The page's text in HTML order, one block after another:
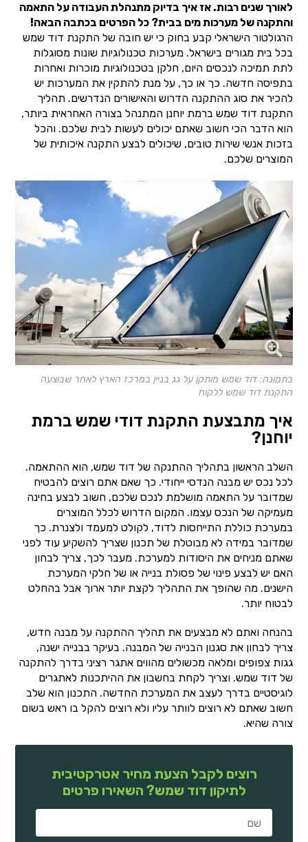
לאורך שנים רבות. אז איך בדיוק מתנהלת העבודה על התאמה
והתקנה של מערכות מים בבית? כל הפרטים בכתבה הבאה!
הרגולטור הישראלי קבע בחוק כי יש חובה של התקנת דוד שמש
בכל בית מגורים בישראל. מערכות טכנולוגיות שונות מסוגלות
לתת תמיכה לנכסים היום, חלקן בטכנולוגיות מוכרות ואחרות
בתפיסה חדשה. כך או כך, על מנת להתקין את המערכות יש
להכיר את סוג ההתקנה הדרוש והאישורים הנדרשים. תהליך
התקנת דוד שמש ברמת יוחנן המתנהל בצורה האחראית ביותר,
הוא הדבר הכי חשוב שאתם יכולים לעשות לבית שלכם. והכל
בזכות אנשי שירות טובים, שיכולים לבצע התקנה איכותית של
המוצרים שלכם.
בתמונה: דוד שמש מותקן על גג בניין במרכז הארץ לאחר שבוצעה
התקנת דוד שמש ללקוח
איך מתבצעת התקנת דודי שמש ברמת
יוחנן?
השלב הראשון בתהליך ההתנקה של דוד שמש, הוא ההתאמה.
לכל נכס יש מבנה הנדסי ייחודי. כך שאם אתם רוצים להבטיח
שמדובר על התאמה מושלמת לנכס שלכם, חשוב לבצע בחינה
מעמיקה של הנכס עצמו. המקום הדרוש לכלל המוצרים
במערכת כוללת התייחסות לדוד, לקולט למעמד ולצנרת. כך
שמדובר במידה לא מבוטלת של תכנון שצריך להשקיע עוד לפני
שאתם מניחים את היסודות למערכת. מעבר לכך, צריך לבחון
האם יש לבצע פינוי של פסולת בנייה או של חלקי המערכת
הישנים. מה שהופך את התהליך לקצת יותר ארוך אבל בהחלט
לבטוח יותר.
בהנחה ואתם לא מבצעים את תהליך ההתקנה על מבנה חדש,
צריך לבחון את סגנון הבנייה של המבנה. בעיקר בבנייה ישנה,
גגות צפופים ומלאה מכשולים מהווים אתגר רציני בדרך להתקנה
של דוד שמש. וצריך לקחת בחשבון את ההיתכנות לאתגרים
לוגיסטיים בדרך לעצב את המערכת החדשה. התכנון הוא שלב
חשוב שאתם לא רוצים לוותר עליו ולא רוצים להקל בו ראש בשום
צורה שהיא.
רוצים לקבל הצעת מחיר אטרקטיבית
לתיקון דוד שמש? השאירו פרטים